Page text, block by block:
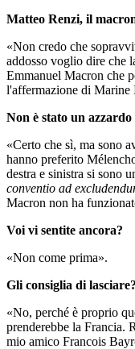
Matteo Renzi, il
«Non credo che
addosso voglio dire che
Emmanuel Macron che
l'affermazione di Marine
Non è stato un
«Certo che sì, ma sono
hanno preferito
destra e sinistra si sono
conventio ad
Macron non ha
Voi vi sentite ancora?
«Non come prima».
Gli consiglia di lasciare?
«No, perché è proprio
prenderebbe la Francia.
mio amico Francois